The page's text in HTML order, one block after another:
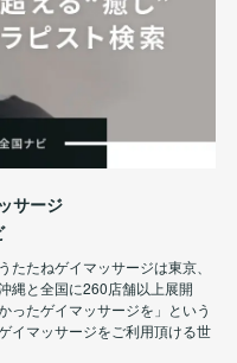
サージ
たねゲイマッサージは東京、
縄と全国に260店舗以上展開
ったゲイマッサージを」という
イマッサージをご利用頂ける世